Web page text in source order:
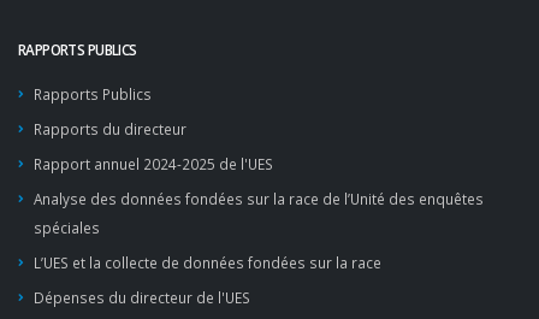
RAPPORTS PUBLICS
Rapports Publics
Rapports du directeur
Rapport annuel 2024-2025 de l'UES
Analyse des données fondées sur la race de l’Unité des enquêtes
spéciales
L’UES et la collecte de données fondées sur la race
Dépenses du directeur de l'UES